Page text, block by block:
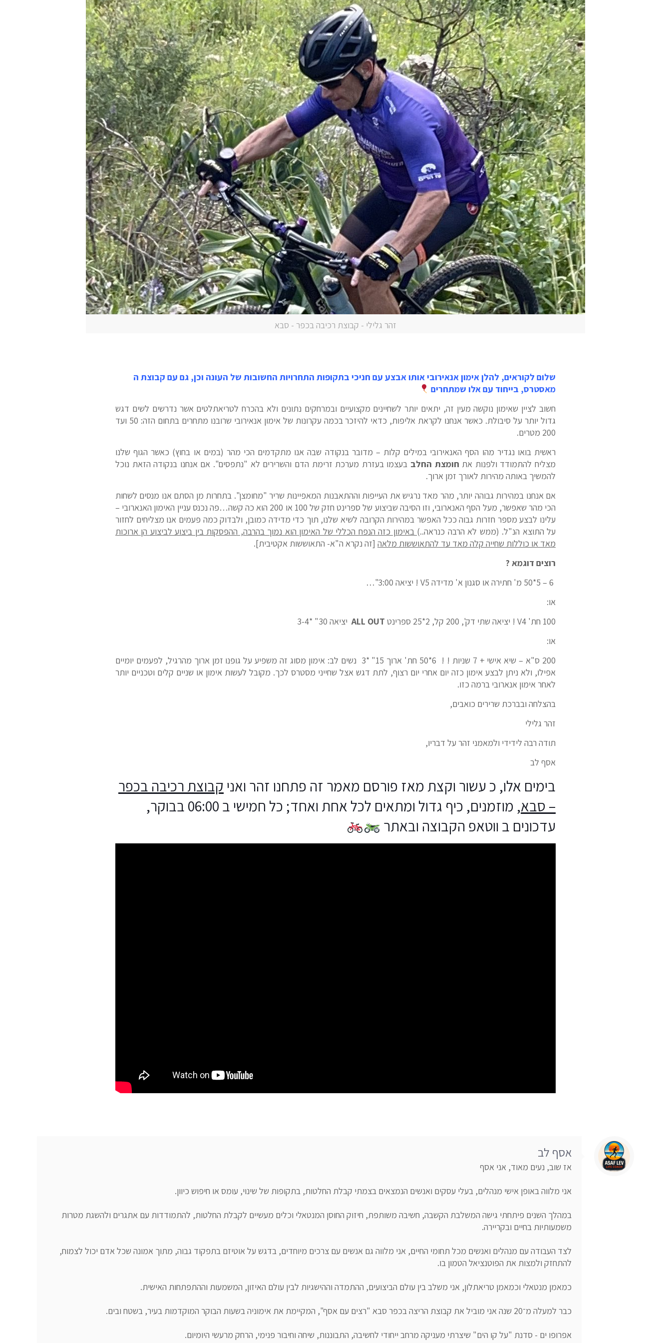
זהר גלילי - קבוצת רכיבה בכפר - סבא
שלום לקוראים, להלן אימון אנאירובי אותו אבצע עם חניכי בתקופות התחרויות החשובות של העונה וכן, גם עם קבוצת ה
מאסטרס, בייחוד עם אלו שמתחרים
חשוב לציין שאימון נוקשה מעין זה, יתאים יותר לשחיינים מקצועיים ובמרחקים נתונים ולא בהכרח לטריאתלטים אשר נדרשים לשים דגש
גדול יותר על סיבולת. כאשר אנחנו לקראת אליפות, כדאי להיזכר בכמה עקרונות של אימון אנאירובי שרובנו מתחרים בתחום הזה: 50 ועד
200 מטרים.
ראשית בואו נגדיר מהו הסף האנאירובי במילים קלות – מדובר בנקודה שבה אנו מתקדמים הכי מהר (במים או בחוץ) כאשר הגוף שלנו
מצליח להתמודד ולפנות את חומצת החלב בעצמו בעזרת מערכת זרימת הדם והשרירים לא "נתפסים". אם אנחנו בנקודה הזאת נוכל
להמשיך באותה מהירות לאורך זמן ארוך.
אם אנחנו במהירות גבוהה יותר, מהר מאד נרגיש את העייפות וההתאבנות המאפיינות שריר "מחומצן". בתחרות מן הסתם אנו מנסים לשחות
הכי מהר שאפשר, מעל הסף האנארובי, וזו הסיבה שביצוע של ספרינט חזק של 100 או 200 הוא כה קשה…פה נכנס עניין האימון האנארובי –
עלינו לבצע מספר חזרות גבוה ככל האפשר במהירות הקרובה לשיא שלנו, תוך כדי מדידה כמובן, ולבדוק כמה פעמים אנו מצליחים לחזור
על התוצא הנ"ל. (ממש לא הרבה כנראה..) באימון כזה הנפח הכללי של האימון הוא נמוך בהרבה, ההפסקות בין ביצוע לביצוע הן ארוכות
מאד או כוללות שחייה קלה מאד עד להתאוששות מלאה [זה נקרא ה"א- התאוששות אקטיבית].
רוצים דוגמא ?
או:
100 חת' V4 ! יציאה שתי דק', 200 קל, 2*25 ספרינט
ALL OUTיציאה 30" *3-4
או:
200 ס"א – שיא אישי + 7 שניות ! ! 6*50 חת' ארוך 15" *3 נשים לב: אימון מסוג זה משפיע על גופנו זמן ארוך מהרגיל, לפעמים יומיים
אפילו, ולא ניתן לבצע אימון כזה יום אחרי יום רצוף, לתת דגש אצל שחייני מסטרס לכך. מקובל לעשות אימון או שניים קלים וטכניים יותר
לאחר אימון אנארובי ברמה כזו.
בהצלחה ובברכת שרירים כואבים,
זהר גלילי
תודה רבה לידידי ולמאמני זהר על דבריו,
אסף לב
בימים אלו, כ עשור וקצת מאז פורסם מאמר זה פתחנו זהר ואני קבוצת רכיבה בכפר
– סבא
, מוזמנים, כיף גדול ומתאים לכל אחת ואחד; כל חמישי ב 06:00 בבוקר,
עדכונים ב ווטאפ הקבוצה ובאתר
אסף לב